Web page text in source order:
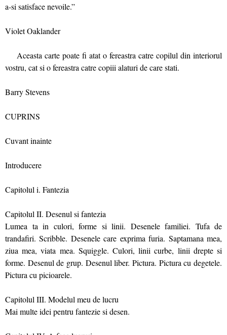
a-si satisface nevoile.”
Violet Oaklander
Aceasta carte poate fi atat o fereastra catre copilul din interiorul
vostru, cat si o fereastra catre copiii alaturi de care stati.
Barry Stevens
CUPRINS
Cuvant inainte
Introducere
Capitolul i. Fantezia
Capitolul II. Desenul si fantezia
Lumea ta in culori, forme si linii. Desenele familiei. Tufa de
trandafiri. Scribble. Desenele care exprima furia. Saptamana mea,
ziua mea, viata mea. Squiggle. Culori, linii curbe, linii drepte si
forme. Desenul de grup. Desenul liber. Pictura. Pictura cu degetele.
Pictura cu picioarele.
Capitolul III. Modelul meu de lucru
Mai multe idei pentru fantezie si desen.